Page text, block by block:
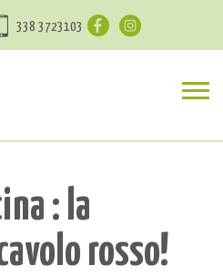
338 3723103
: la
rosso!